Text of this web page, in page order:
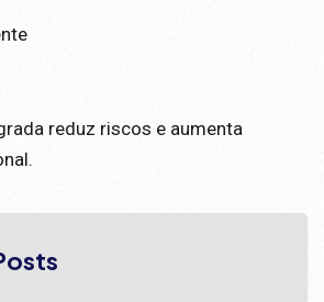
reduz riscos e aumenta